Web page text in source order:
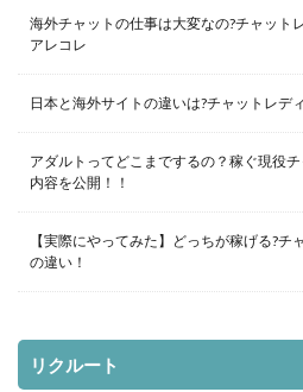
海外チャットの仕事は大変なの?チャット
アレコレ
日本と海外サイトの違いは?チャットレデ
アダルトってどこまでするの？稼ぐ現役
内容を公開！！
【実際にやってみた】どっちが稼げる?チ
の違い！
リクルート